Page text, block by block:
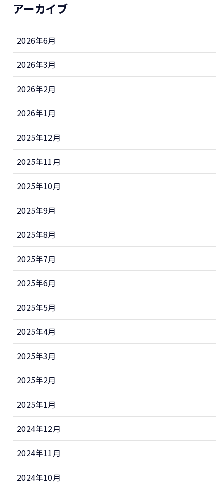
アーカイブ
2026年6月
2026年3月
2026年2月
2026年1月
2025年12月
2025年11月
2025年10月
2025年9月
2025年8月
2025年7月
2025年6月
2025年5月
2025年4月
2025年3月
2025年2月
2025年1月
2024年12月
2024年11月
2024年10月